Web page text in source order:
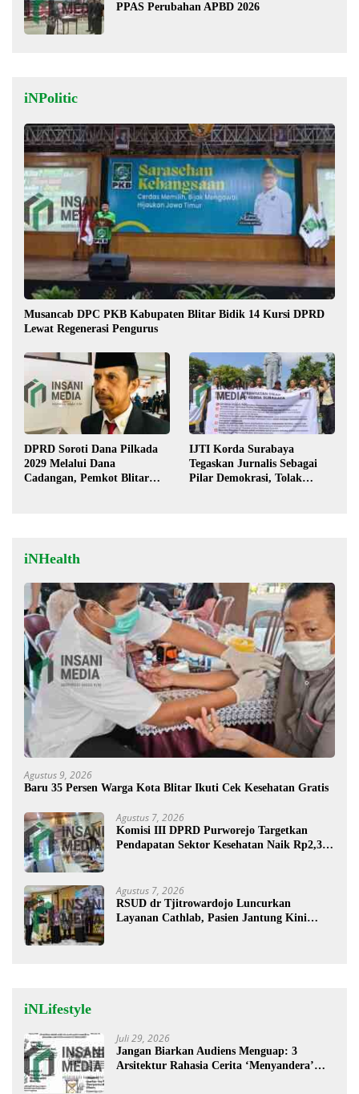
PPAS Perubahan APBD 2026
iNPolitic
Musancab DPC PKB Kabupaten Blitar Bidik 14 Kursi DPRD
Lewat Regenerasi Pengurus
DPRD Soroti Dana Pilkada
2029 Melalui Dana
Cadangan, Pemkot Blitar
IJTI Korda Surabaya
Tegaskan Jurnalis Sebagai
Pilar Demokrasi, Tolak
iNHealth
Agustus 9, 2026
Baru 35 Persen Warga Kota Blitar Ikuti Cek Kesehatan Gratis
Agustus 7, 2026
Komisi III DPRD Purworejo Targetkan
Pendapatan Sektor Kesehatan Naik Rp2,3
Agustus 7, 2026
RSUD dr Tjitrowardojo Luncurkan
Layanan Cathlab, Pasien Jantung Kini
iNLifestyle
Juli 29, 2026
Jangan Biarkan Audiens Menguap: 3
Arsitektur Rahasia Cerita ‘Menyandera’